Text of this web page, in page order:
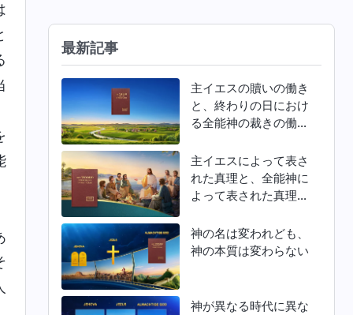
最新記事
主イエスの贖いの働き
と、終わりの日におけ
る全能神の裁きの働き
主イエスによって表さ
れた真理と、全能神に
よって表された真理と
神の名は変われども、
神の本質は変わらない
神が異なる時代に異な